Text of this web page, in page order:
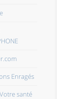
Enragés
santé